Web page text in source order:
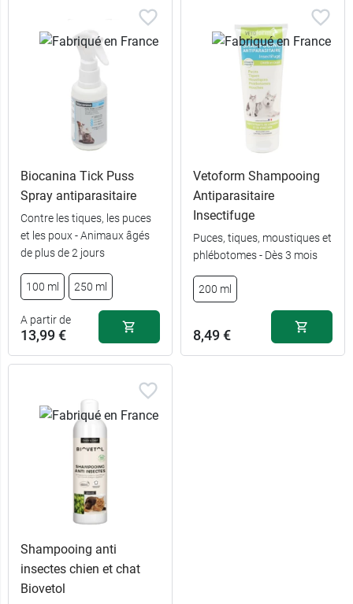
Biocanina Tick Puss
Spray antiparasitaire
Contre les tiques, les puces
et les poux - Animaux âgés
de plus de 2 jours
100 ml 250 ml
A partir de
13,99 €
Vetoform Shampooing
Antiparasitaire
Insectifuge
Puces, tiques, moustiques et
phlébotomes - Dès 3 mois
200 ml
8,49 €
Shampooing anti
insectes chien et chat
Biovetol